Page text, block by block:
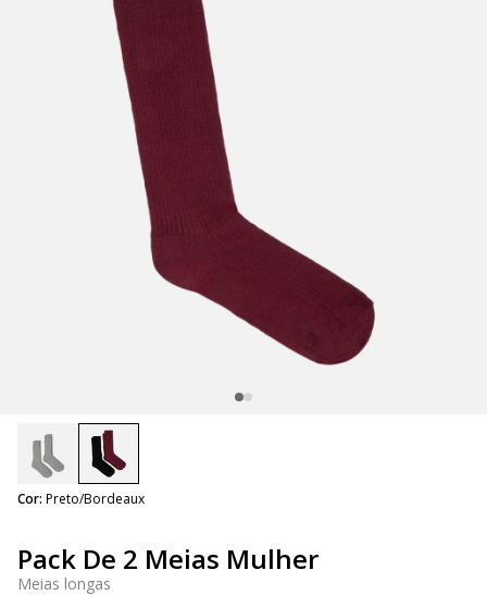
Pack De 2 Meias Mulher
Meias longas
Cor: Preto/Bordeaux
selected